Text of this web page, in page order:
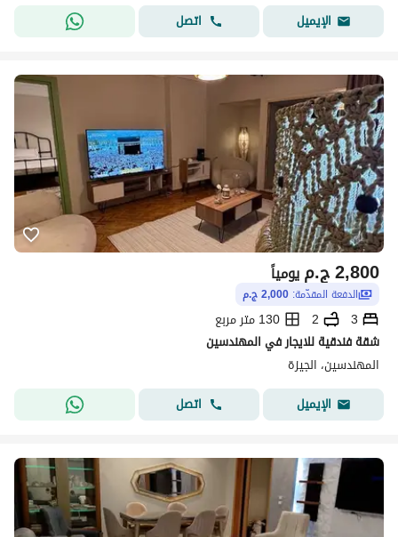
الإيميل
اتصل
ج.م2,800 يومياً
الدفعة المقدّمة: 2,000 ج.م
3
2
130 متر مربع
شقة فندقية للايجار في المهندسين
المهندسين، الجيزة
الإيميل
اتصل